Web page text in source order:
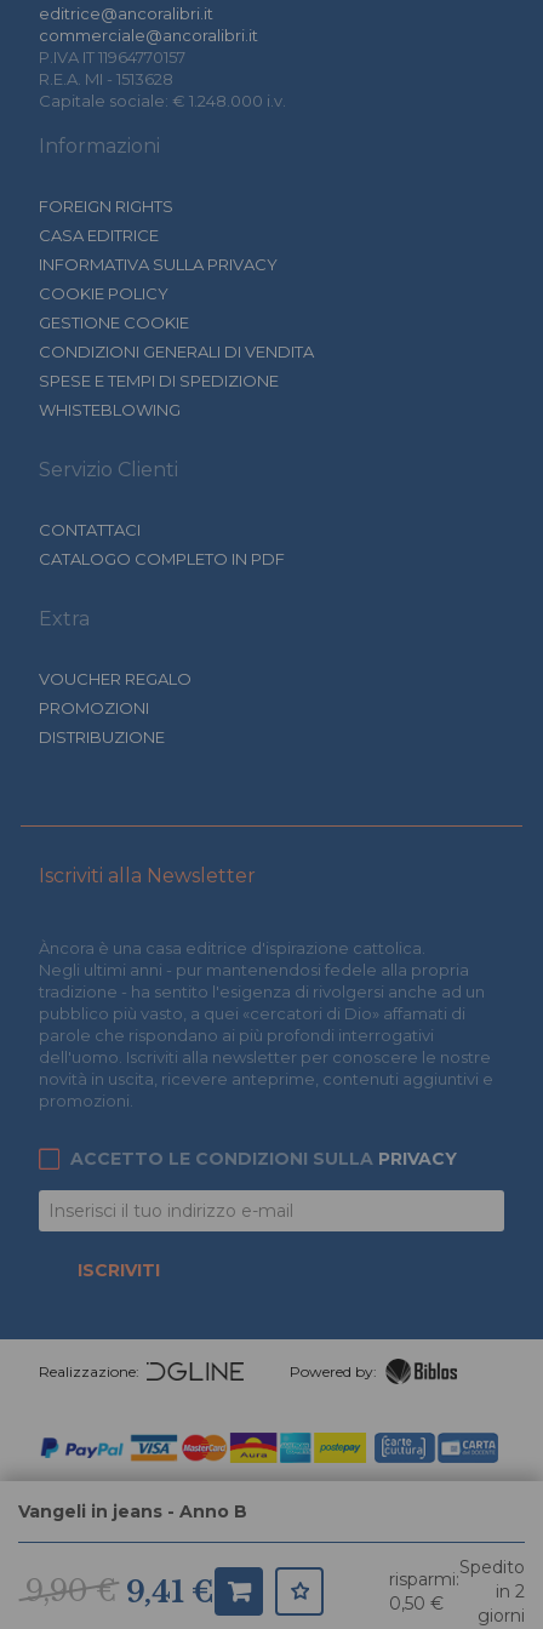
Vangeli in jeans - Anno B
9,90 € 9,41 €
risparmi:
0,50 €
Spedito
in 2
giorni
editrice@ancoralibri.it
commerciale@ancoralibri.it
P.IVA IT 11964770157
R.E.A. MI - 1513628
Capitale sociale: € 1.248.000 i.v.
Informazioni
FOREIGN RIGHTS
CASA EDITRICE
INFORMATIVA SULLA PRIVACY
COOKIE POLICY
GESTIONE COOKIE
CONDIZIONI GENERALI DI VENDITA
SPESE E TEMPI DI SPEDIZIONE
WHISTEBLOWING
Servizio Clienti
CONTATTACI
CATALOGO COMPLETO IN PDF
Extra
VOUCHER REGALO
PROMOZIONI
DISTRIBUZIONE
Iscriviti alla Newsletter
Àncora è una casa editrice d'ispirazione cattolica.
Negli ultimi anni - pur mantenendosi fedele alla propria
tradizione - ha sentito l'esigenza di rivolgersi anche ad un
pubblico più vasto, a quei «cercatori di Dio» affamati di
parole che rispondano ai più profondi interrogativi
dell'uomo. Iscriviti alla newsletter per conoscere le nostre
novità in uscita, ricevere anteprime, contenuti aggiuntivi e
promozioni.
ACCETTO LE CONDIZIONI SULLA PRIVACY
ISCRIVITI
Realizzazione: Powered by: